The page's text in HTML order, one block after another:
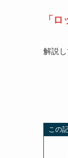
「
解説し
この